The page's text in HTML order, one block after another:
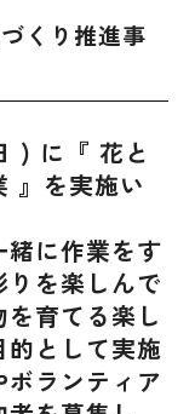
くり推進事
) に『 花と
』を実施い
に作業をす
を楽しんで
育てる楽し
的として実施
ボランティア